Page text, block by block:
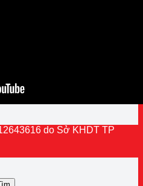
do Sở KHDT TP